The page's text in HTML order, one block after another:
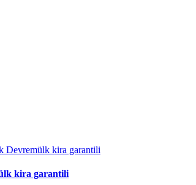
kira garantili